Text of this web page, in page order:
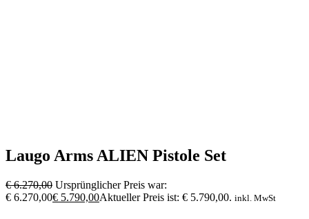
Laugo Arms ALIEN Pistole Set
€6.270,00 Ursprünglicher Preis war:
€ 6.270,00€ 5.790,00Aktueller Preis ist: € 5.790,00. inkl. MwSt